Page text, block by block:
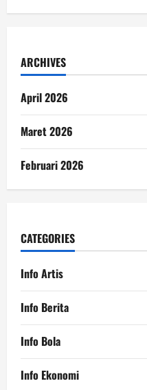
ARCHIVES
April 2026
Maret 2026
Februari 2026
CATEGORIES
Info Artis
Info Berita
Info Bola
Info Ekonomi